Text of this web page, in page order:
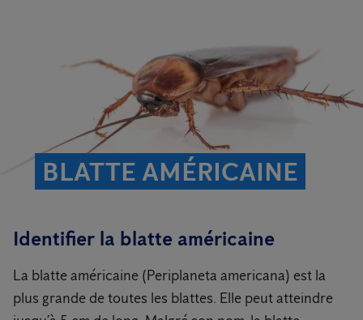
BLATTE AMÉRICAINE
Identifier la blatte américaine
La blatte américaine (Periplaneta americana) est la
plus grande de toutes les blattes. Elle peut atteindre